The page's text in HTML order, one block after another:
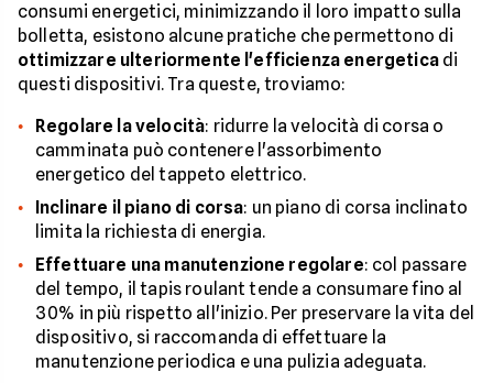
consumi energetici, minimizzando il loro impatto sulla
bolletta, esistono alcune pratiche che permettono di
ottimizzare ulteriormente l'efficienza energeticadi
questi dispositivi. Tra queste, troviamo:
Regolare la velocità: ridurre la velocità di corsa o
camminata può contenere l'assorbimento
energetico del tappeto elettrico.
Inclinare il piano di corsa: un piano di corsa inclinato
limita la richiesta di energia.
Effettuare una manutenzione regolare: col passare
del tempo, il tapis roulant tende a consumare fino al
30% in più rispetto all'inizio. Per preservare la vita del
dispositivo, si raccomanda di effettuare la
manutenzione periodica e una pulizia adeguata.